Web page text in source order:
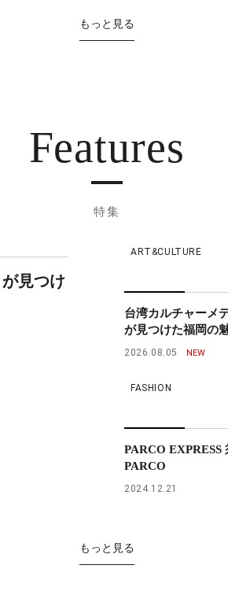
もっと見る
Features
特集
見つけ
ART&CULTURE
台湾カルチャーメ
が見つけた福岡の
2026.08.05
FASHION
PARCO EXPRESS
PARCO
2024.12.21
もっと見る